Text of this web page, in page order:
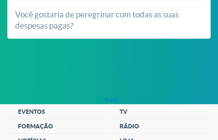
Você gostaria de peregrinar com todas as suas
despesas pagas?
↑ TOPO
EVENTOS
FORMAÇÃO
TV
RÁDIO